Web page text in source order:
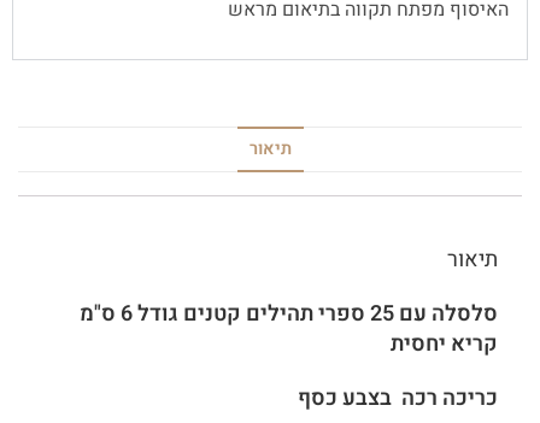
האיסוף מפתח תקווה בתיאום מראש
תיאור
תיאור
סלסלה עם 25 ספרי תהילים קטנים גודל 6 ס"מ
קריא יחסית
כריכה רכה בצבע כסף